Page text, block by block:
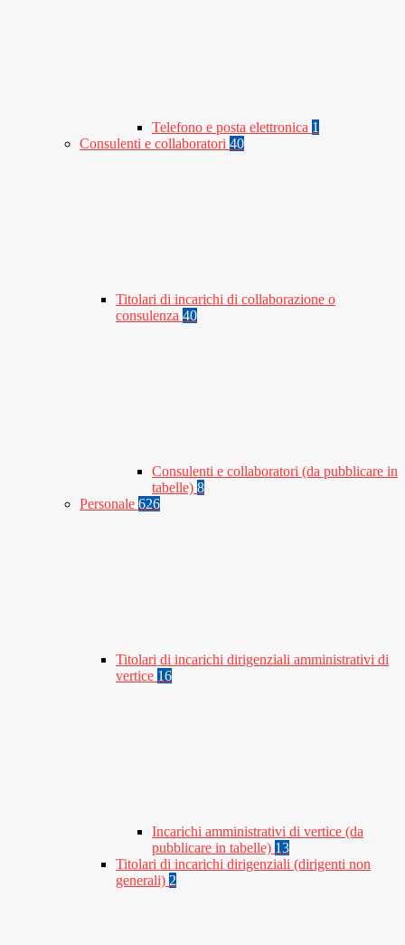
Telefono e posta elettronica 1
Consulenti e collaboratori 40
Titolari di incarichi di collaborazione o
consulenza 40
Consulenti e collaboratori (da pubblicare in
tabelle) 8
Personale 626
Titolari di incarichi dirigenziali amministrativi di
vertice 16
Incarichi amministrativi di vertice (da
pubblicare in tabelle) 13
Titolari di incarichi dirigenziali (dirigenti non
generali) 2